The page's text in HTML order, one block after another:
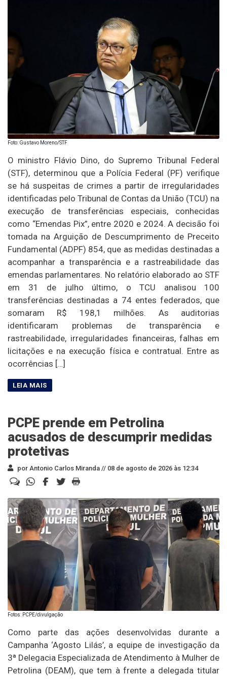
Foto: Gustavo Moreno/STF
O ministro Flávio Dino, do Supremo Tribunal Federal
(STF), determinou que a Polícia Federal (PF) verifique
se há suspeitas de crimes a partir de irregularidades
identificadas pelo Tribunal de Contas da União (TCU) na
execução de transferências especiais, conhecidas
como “Emendas Pix”, entre 2020 e 2024. A decisão foi
tomada na Arguição de Descumprimento de Preceito
Fundamental (ADPF) 854, que as medidas destinadas a
acompanhar a transparência e a rastreabilidade das
emendas parlamentares. No relatório elaborado ao STF
em 31 de julho último, o TCU analisou 100
transferências destinadas a 74 entes federados, que
somaram R$ 198,1 milhões. As auditorias
identificaram problemas de transparência e
rastreabilidade, irregularidades financeiras, falhas em
licitações e na execução física e contratual. Entre as
ocorrências […]
PCPE prende em Petrolina
acusados de descumprir medidas
protetivas
por Antonio Carlos Miranda // 08 de agosto de 2026 às 12:34
Fotos: PCPE/divulgação
Como parte das ações desenvolvidas durante a
Campanha ‘Agosto Lilás’, a equipe de investigação da
3ª Delegacia Especializada de Atendimento à Mulher de
Petrolina (DEAM), que tem à frente a delegada titular